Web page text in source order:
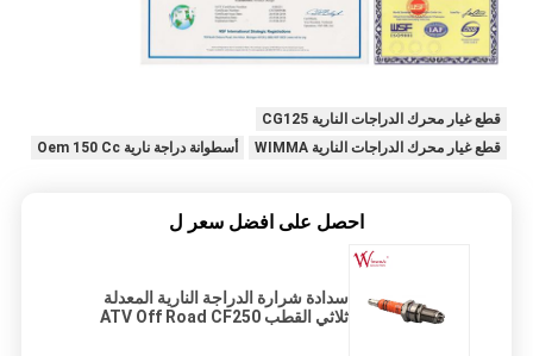
قطع غيار محرك الدراجات النارية CG125
قطع غيار محرك الدراجات النارية WIMMA
أسطوانة دراجة نارية Oem 150 Cc
احصل على افضل سعر ل
سدادة شرارة الدراجة النارية المعدلة
ثلاثي القطب ATV Off Road CF250